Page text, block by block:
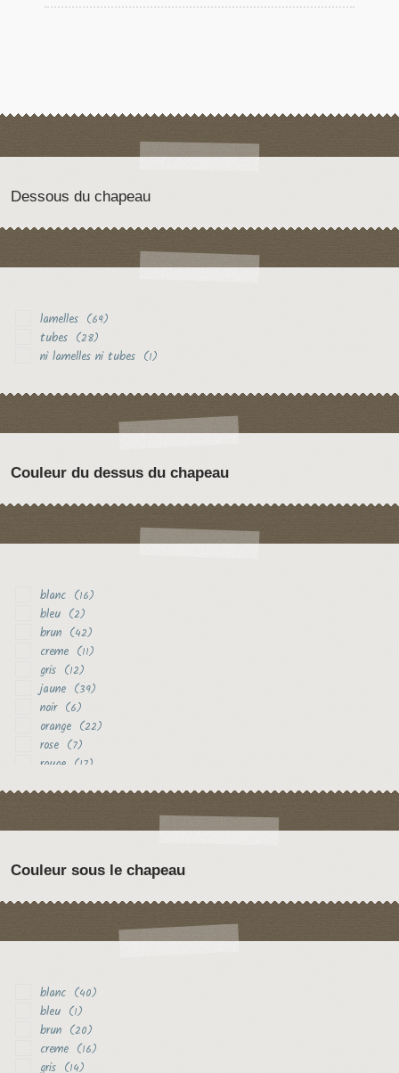
Dessous du chapeau
lamelles (69)
tubes (28)
ni lamelles ni tubes (1)
Couleur du dessus du chapeau
blanc (16)
bleu (2)
brun (42)
creme (11)
gris (12)
jaune (39)
noir (6)
orange (22)
rose (7)
rouge (17)
Couleur sous le chapeau
blanc (40)
bleu (1)
brun (20)
creme (16)
gris (14)